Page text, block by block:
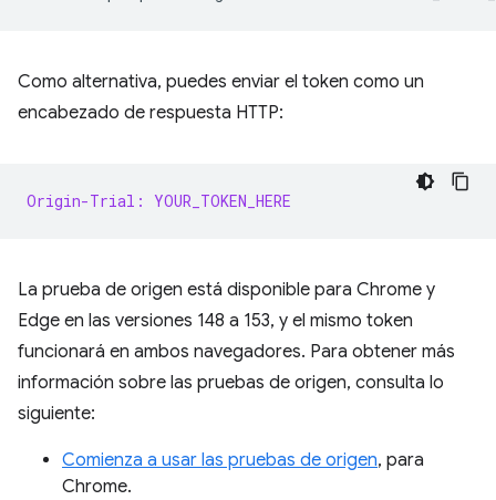
Como alternativa, puedes enviar el token como un
encabezado de respuesta HTTP:
Origin-Trial: YOUR_TOKEN_HERE
La prueba de origen está disponible para Chrome y
Edge en las versiones 148 a 153, y el mismo token
funcionará en ambos navegadores. Para obtener más
información sobre las pruebas de origen, consulta lo
siguiente:
Comienza a usar las pruebas de origen, para
Chrome.